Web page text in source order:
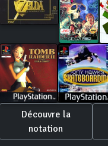
Découvre la
notation